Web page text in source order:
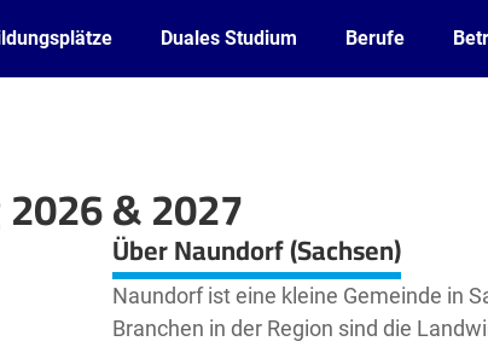
Duales Studium Berufe
& 2027
contributors Über Naundorf (Sachsen)
Naundorf ist eine kleine Gemeinde in
Branchen in der Region sind die